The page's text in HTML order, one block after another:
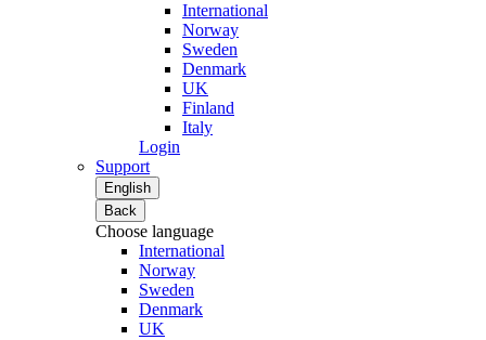
International
Norway
Sweden
Denmark
UK
Finland
Italy
Login
Support
English
Back
Choose language
International
Norway
Sweden
Denmark
UK